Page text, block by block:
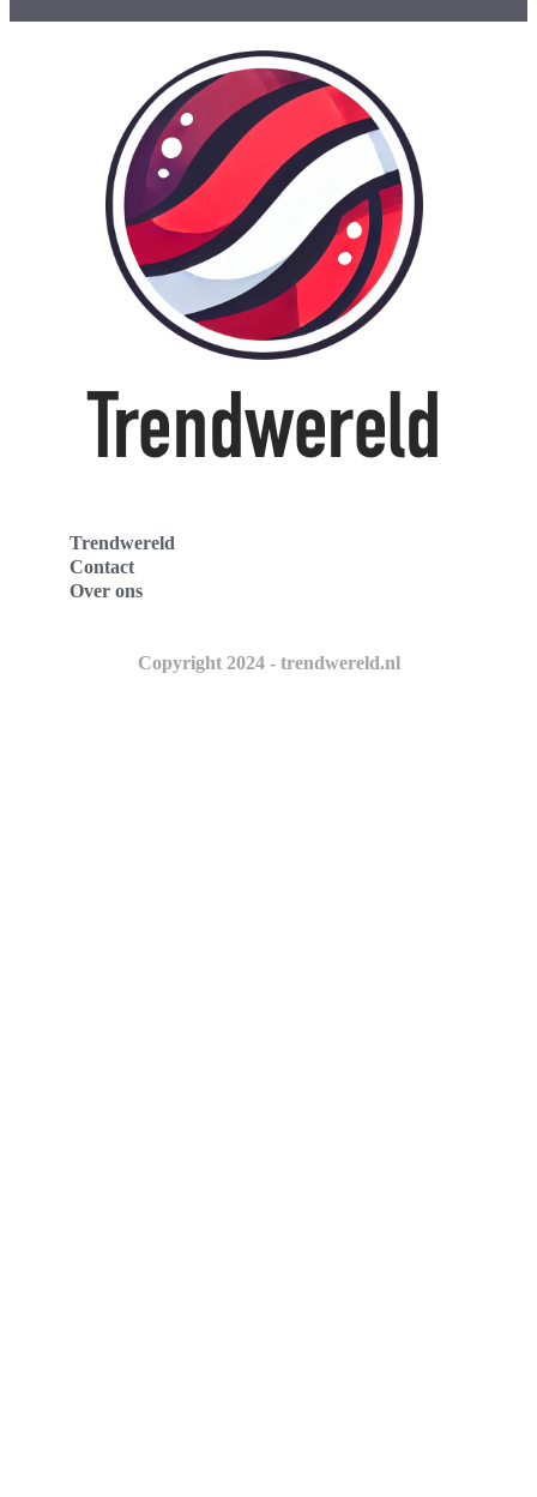
Trendwereld
Contact
Over ons
Copyright 2024 - trendwereld.nl